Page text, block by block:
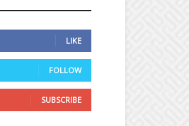
LIKE
FOLLOW
SUBSCRIBE